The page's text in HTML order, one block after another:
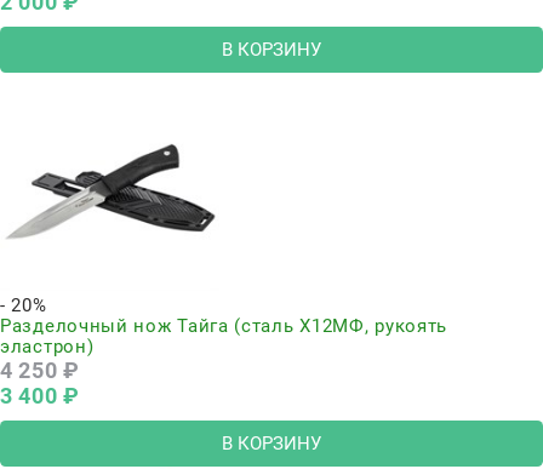
В КОРЗИНУ
- 20%
Разделочный нож Тайга (сталь Х12МФ, рукоять
эластрон)
4 250 ₽
3 400 ₽
В КОРЗИНУ